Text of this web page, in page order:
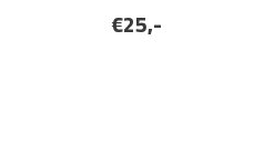
€25,-